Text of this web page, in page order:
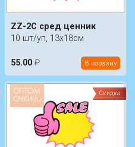
ZZ-2C сред ценник
10 шт/уп, 13х18см
55.00 ₽ В корзину
Скидка